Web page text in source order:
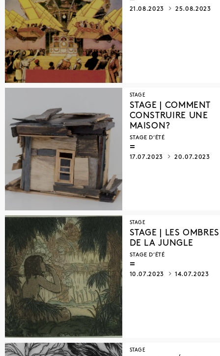
21.08.2023 25.08.2023
STAGE
STAGE | COMMENT
CONSTRUIRE UNE
MAISON?
STAGE D’ÉTÉ
17.07.2023 20.07.2023
STAGE
STAGE | LES OMBRES
DE LA JUNGLE
STAGE D’ÉTÉ
10.07.2023 14.07.2023
STAGE